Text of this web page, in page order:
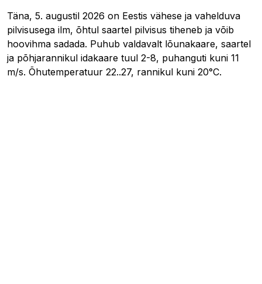
Täna, 5. augustil 2026 on Eestis vähese ja vahelduva
pilvisusega ilm, õhtul saartel pilvisus tiheneb ja võib
hoovihma sadada. Puhub valdavalt lõunakaare, saartel
ja põhjarannikul idakaare tuul 2-8, puhanguti kuni 11
m/s. Õhutemperatuur 22..27, rannikul kuni 20°C.